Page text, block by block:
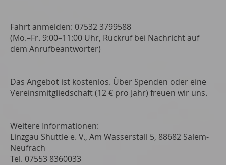
Fahrt anmelden: 07532 3799588
(Mo.–Fr. 9:00–11:00 Uhr, Rückruf bei Nachricht auf
dem Anrufbeantworter)
Das Angebot ist kostenlos. Über Spenden oder eine
Vereinsmitgliedschaft (12 € pro Jahr) freuen wir uns.
Weitere Informationen:
Linzgau Shuttle e. V., Am Wasserstall 5, 88682 Salem-
Neufrach
Tel. 07553 8360033